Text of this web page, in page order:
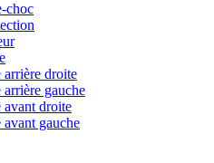
choc
arrière droite
gauche
avant droite
gauche